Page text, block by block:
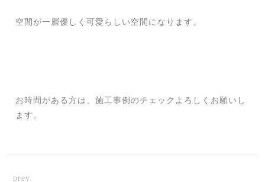
空間が一層優しく可愛らしい空間になります。
お時間がある方は、施工事例のチェックよろしくお願いし
ます。
prev.